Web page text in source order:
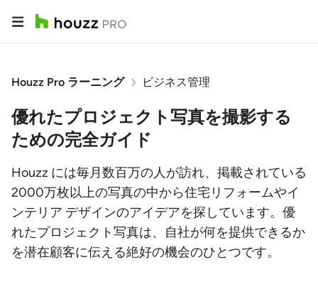
Houzz Pro ラーニング ビジネス管理
優れたプロジェクト写真を撮影する
ための完全ガイド
Houzz には毎月数百万の人が訪れ、掲載されている
2000万枚以上の写真の中から住宅リフォームやイ
ンテリア デザインのアイデアを探しています。優
れたプロジェクト写真は、自社が何を提供できるか
を潜在顧客に伝える絶好の機会のひとつです。